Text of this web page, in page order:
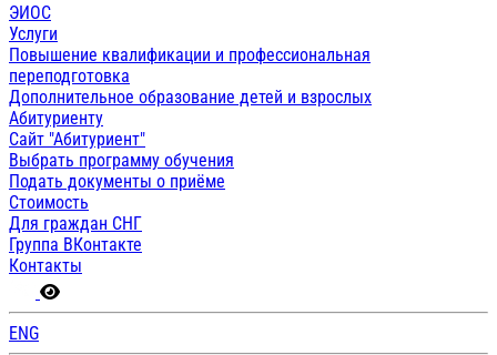
ЭИОС
Услуги
Повышение квалификации и профессиональная
переподготовка
Дополнительное образование детей и взрослых
Абитуриенту
Сайт "Абитуриент"
Выбрать программу обучения
Подать документы о приёме
Стоимость
Для граждан СНГ
Группа ВКонтакте
Контакты
ENG